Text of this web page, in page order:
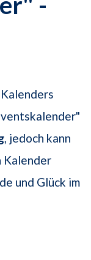
, jedoch kann
Kalender
und Glück im